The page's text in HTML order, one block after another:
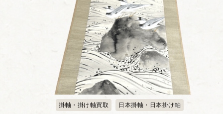
掛軸・掛け軸買取 日本掛軸・日本掛け軸